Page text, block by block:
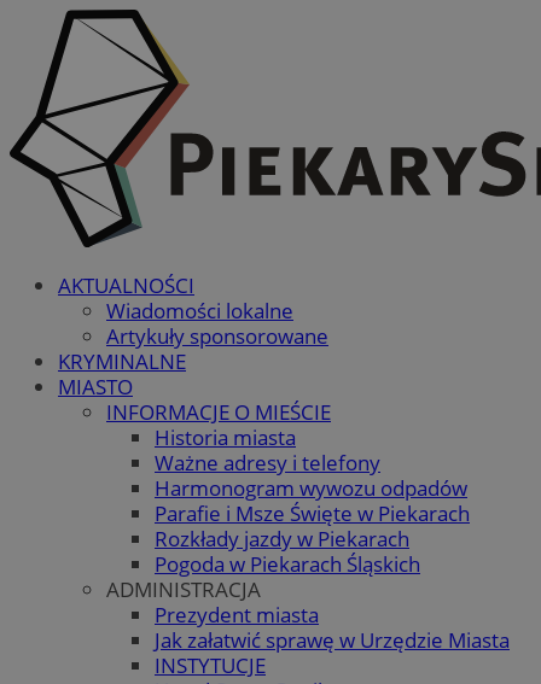
AKTUALNOŚCI
Wiadomości lokalne
Artykuły sponsorowane
KRYMINALNE
MIASTO
INFORMACJE O MIEŚCIE
Historia miasta
Ważne adresy i telefony
Harmonogram wywozu odpadów
Parafie i Msze Święte w Piekarach
Rozkłady jazdy w Piekarach
Pogoda w Piekarach Śląskich
ADMINISTRACJA
Prezydent miasta
Jak załatwić sprawę w Urzędzie Miasta
INSTYTUCJE